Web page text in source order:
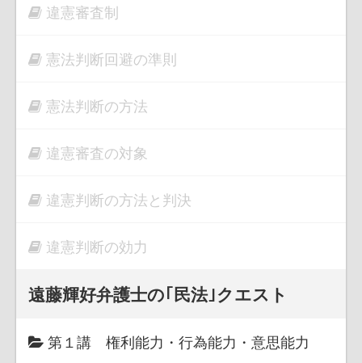
違憲審査制
憲法判断回避の準則
憲法判断の方法
違憲審査の対象
違憲判断の方法と判決
違憲判断の効力
遠藤輝好弁護士の｢民法｣クエスト
第１講 権利能力・行為能力・意思能力